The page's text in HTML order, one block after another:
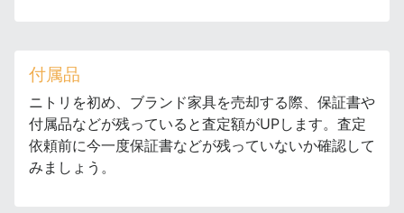
付属品
ニトリを初め、ブランド家具を売却する際、保証書や
付属品などが残っていると査定額がUPします。査定
依頼前に今一度保証書などが残っていないか確認して
みましょう。